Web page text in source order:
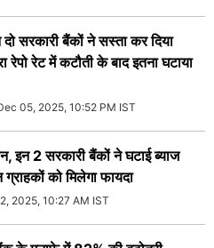
सरकारी बैंकों ने सस्ता कर दिया
रेपो रेट में कटौती के बाद इतना घटाया
05, 2025, 10:52 PM IST
इन 2 सरकारी बैंकों ने घटाई ब्याज
को मिलेगा फायदा
2025, 10:27 AM IST